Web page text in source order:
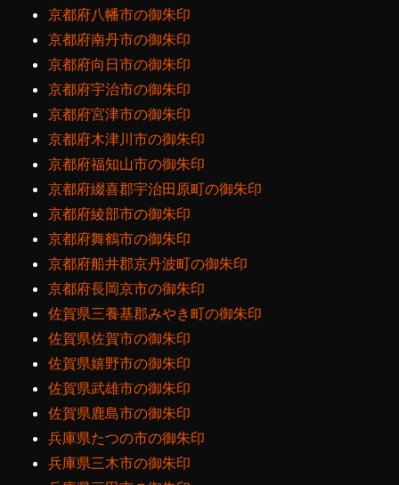
京都府八幡市の御朱印
京都府南丹市の御朱印
京都府向日市の御朱印
京都府宇治市の御朱印
京都府宮津市の御朱印
京都府木津川市の御朱印
京都府福知山市の御朱印
京都府綴喜郡宇治田原町の御朱印
京都府綾部市の御朱印
京都府舞鶴市の御朱印
京都府船井郡京丹波町の御朱印
京都府長岡京市の御朱印
佐賀県三養基郡みやき町の御朱印
佐賀県佐賀市の御朱印
佐賀県嬉野市の御朱印
佐賀県武雄市の御朱印
佐賀県鹿島市の御朱印
兵庫県たつの市の御朱印
兵庫県三木市の御朱印